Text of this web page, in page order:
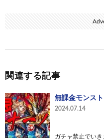
関連する記事
無課金モンス
2024.07.14
ガチャ禁止でい